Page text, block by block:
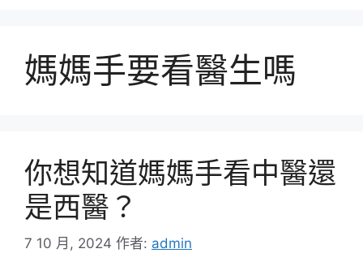
媽媽手要看醫生嗎
你想知道媽媽手看中醫還
是西醫？
7 10 月, 2024 作者: admin